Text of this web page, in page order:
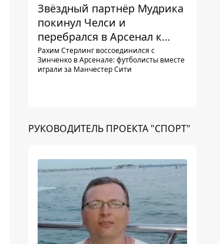
Звёздный партнёр Мудрика
покинул Челси и
перебрался в Арсенал к
Зинченко
Рахим Стерлинг воссоединился с
Зинченко в Арсенале: футболисты вместе
играли за Манчестер Сити
РУКОВОДИТЕЛЬ ПРОЕКТА "СПОРТ"